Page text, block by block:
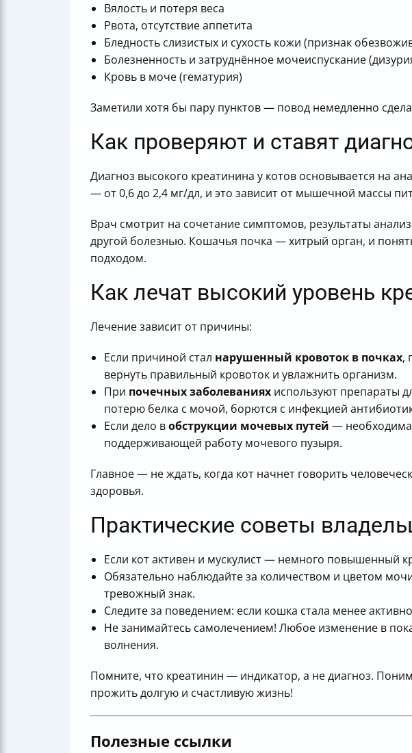
Вялость и потеря веса
Рвота, отсутствие аппетита
Бледность слизистых и сухость кожи (признак
Болезненность и затруднённое мочеиспускание
Кровь в моче (гематурия)
Заметили хотя бы пару пунктов — повод немедленно
Как проверяют и ставят
Диагноз высокого креатинина у котов основывается на
— от 0,6 до 2,4 мг/дл, и это зависит от мышечной массы
Врач смотрит на сочетание симптомов, результаты
другой болезнью. Кошачья почка — хитрый орган, и
подходом.
Как лечат высокий уровень
Лечение зависит от причины:
Если причиной стал нарушенный кровоток в почках,
вернуть правильный кровоток и увлажнить организм.
При почечных заболеваниях используют препараты
потерю белка с мочой, борются с инфекцией
Если дело вобструкции мочевых путей — необходима
поддерживающей работу мочевого пузыря.
Главное — не ждать, когда кот начнет говорить
здоровья.
Практические советы
Если кот активен и мускулист — немного повышенный
Обязательно наблюдайте за количеством и цветом
тревожный знак.
Следите за поведением: если кошка стала менее
Не занимайтесь самолечением! Любое изменение в
волнения.
Помните, что креатинин — индикатор, а не диагноз.
прожить долгую и счастливую жизнь!
Полезные ссылки